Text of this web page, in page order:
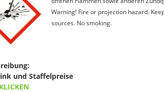
Warning! Fire or projection hazard.
sources. No smoking.
und Staffelpreise